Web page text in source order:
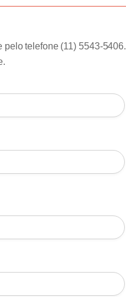
pelo telefone (11) 5543-5406.